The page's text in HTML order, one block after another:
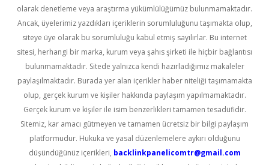
olarak denetleme veya araştırma yükümlülüğümüz bulunmamaktadır.
Ancak, üyelerimiz yazdıkları içeriklerin sorumluluğunu taşımakta olup,
siteye üye olarak bu sorumluluğu kabul etmiş sayılırlar. Bu internet
sitesi, herhangi bir marka, kurum veya şahıs şirketi ile hiçbir bağlantısı
bulunmamaktadır. Sitede yalnızca kendi hazırladığımız makaleler
paylaşılmaktadır. Burada yer alan içerikler haber niteliği taşımamakta
olup, gerçek kurum ve kişiler hakkında paylaşım yapılmamaktadır.
Gerçek kurum ve kişiler ile isim benzerlikleri tamamen tesadüfidir.
Sitemiz, kar amacı gütmeyen ve tamamen ücretsiz bir bilgi paylaşım
platformudur. Hukuka ve yasal düzenlemelere aykırı olduğunu
düşündüğünüz içerikleri, backlinkpanelicomtr@gmail.com